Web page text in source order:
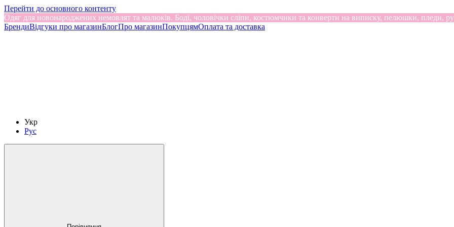
Перейти до основного контенту
Одяг для новонароджених немовлят та малюків. Боді, чоловічки сліпи, костюмчики та конверти на виписку, пелюшки, пледи,
БрендиВідгуки про магазинБлогПро магазинПокупцямОплата та доставка
Укр
Рус